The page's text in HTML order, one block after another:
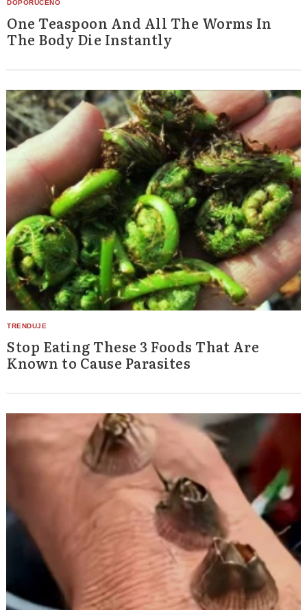
One Teaspoon And All The Worms In
The Body Die Instantly
Stop Eating These 3 Foods That Are
Known to Cause Parasites